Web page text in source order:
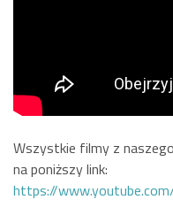
Wszystkie filmy z
na poniższy link:
https://